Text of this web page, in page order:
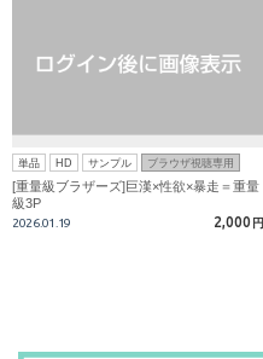
単品 HD サンプル ブラウザ視聴専用
[重量級ブラザーズ]巨漢×性欲×暴走＝重量
級3P
2026.01.19 2,000 円